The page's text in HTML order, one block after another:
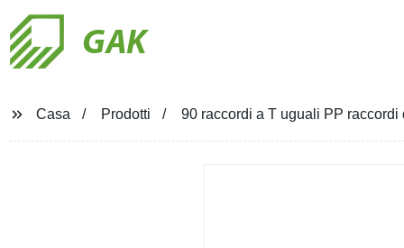
GAK
Casa Prodotti 90 raccordi a T uguali PP